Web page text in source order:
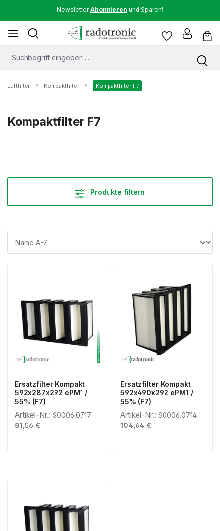
NewsletterAbonnieren und Sparen!
Luftfilter Kompaktfilter Kompaktfilter F7
Kompaktfilter F7
Produkte filtern
Ersatzfilter Kompakt
592x287x292 ePM1 /
55% (F7)
Artikel-Nr.: S0006.0717
Regulärer Preis:
81,56 €
Ersatzfilter Kompakt
592x490x292 ePM1 /
55% (F7)
Artikel-Nr.: S0006.0714
Regulärer Preis:
104,64 €